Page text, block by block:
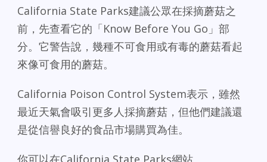
California State Parks建議公眾在採摘蘑菇之
前，先查看它的「Know Before You Go」部
分。它警告說，幾種不可食用或有毒的蘑菇看起
來像可食用的蘑菇。
California Poison Control System表示，雖然
最近天氣會吸引更多人採摘蘑菇，但他們建議還
是從信譽良好的食品市場購買為佳。